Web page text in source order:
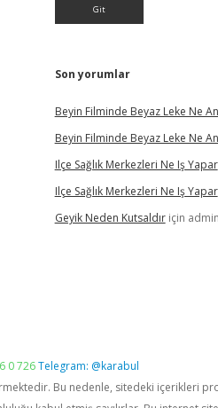
Son yorumlar
Beyin Filminde Beyaz Leke Ne
Beyin Filminde Beyaz Leke Ne
Ilçe Sağlık Merkezleri Ne Iş Yapar
Ilçe Sağlık Merkezleri Ne Iş Yapar
Geyik Neden Kutsaldıriçin admin
0 726Telegram: @karabul
Bu nedenle, sitedeki içerikleri